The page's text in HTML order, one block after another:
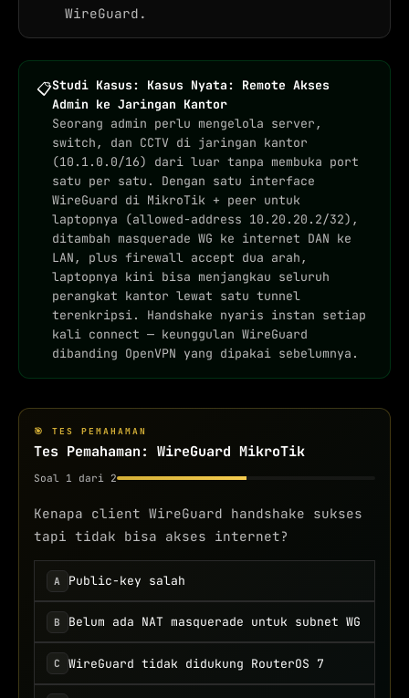
WireGuard.
📋Studi Kasus: Kasus Nyata: Remote Akses
Admin ke Jaringan Kantor
Seorang admin perlu mengelola server,
switch, dan CCTV di jaringan kantor
(10.1.0.0/16) dari luar tanpa membuka port
satu per satu. Dengan satu interface
WireGuard di MikroTik + peer untuk
laptopnya (allowed-address 10.20.20.2/32),
ditambah masquerade WG ke internet DAN ke
LAN, plus firewall accept dua arah,
laptopnya kini bisa menjangkau seluruh
perangkat kantor lewat satu tunnel
terenkripsi. Handshake nyaris instan setiap
kali connect — keunggulan WireGuard
dibanding OpenVPN yang dipakai sebelumnya.
🎯 TES PEMAHAMAN
Tes Pemahaman: WireGuard MikroTik
Soal 1 dari 2
Kenapa client WireGuard handshake sukses
tapi tidak bisa akses internet?
A Public-key salah
B Belum ada NAT masquerade untuk subnet WG
C WireGuard tidak didukung RouterOS 7